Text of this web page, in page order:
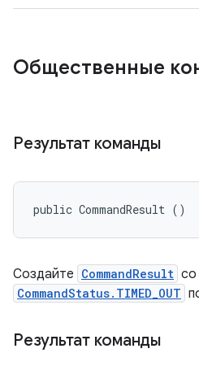
Общественные
Результат команды
public CommandResult ()
Создайте CommandResult со
CommandStatus.TIMED_OUT
Результат команды